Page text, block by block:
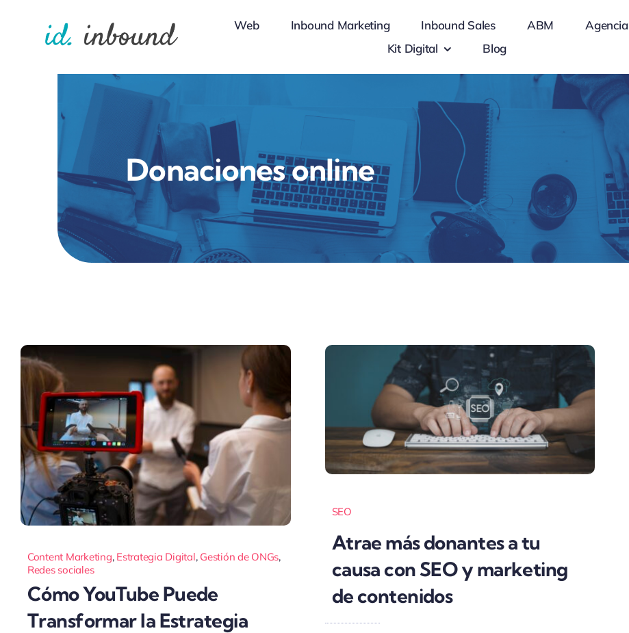
Web Inbound Marketing Inbound Sales ABM
Agencia
Kit Digital
Blog
Donaciones online
Content Marketing, Estrategia Digital, Gestión de ONGs,
Redes sociales
Cómo YouTube Puede
Transformar la Estrategia
SEO
Atrae más donantes a tu
causa con SEO y marketing
de contenidos